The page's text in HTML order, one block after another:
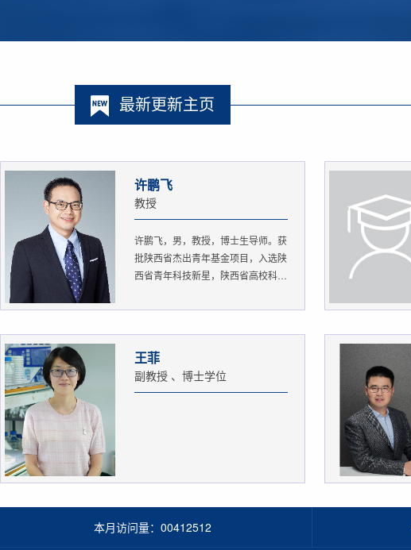
最新更新主页
许鹏飞
教授
许鹏飞，男，教授，博士生导师。获
批陕西省杰出青年基金项目，入选陕
西省青年科技新星，陕西省高校科
王菲
副教授 、博士学位
本月访问量： 00412512